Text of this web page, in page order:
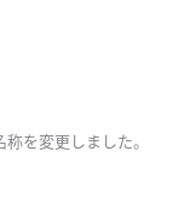
を変更しました。